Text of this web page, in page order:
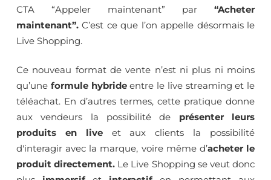
CTA “Appeler maintenant” par “Acheter
maintenant”. C’est ce que l’on appelle désormais le
Live Shopping.
Ce nouveau format de vente n’est ni plus ni moins
qu’une formule hybrideentre le live streaming et le
téléachat. En d’autres termes, cette pratique donne
aux vendeurs la possibilité de présenter leurs
produits en liveet aux clients la possibilité
d'interagir avec la marque, voire même d’acheter le
produit directement. Le Live Shopping se veut donc